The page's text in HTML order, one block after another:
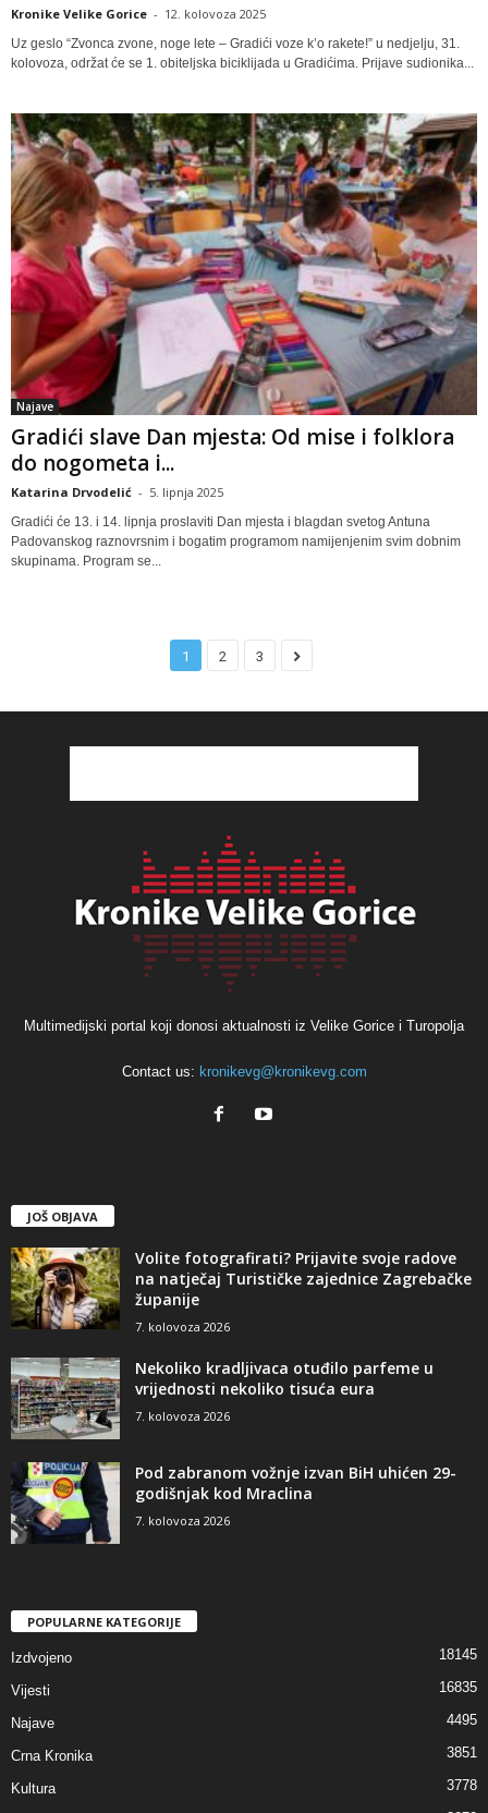
Kronike Velike Gorice - 12. kolovoza 2025
Uz geslo “Zvonca zvone, noge lete – Gradići voze k’o rakete!” u nedjelju, 31.
kolovoza, održat će se 1. obiteljska biciklijada u Gradićima. Prijave sudionika...
Najave
Gradići slave Dan mjesta: Od mise i folklora
do nogometa i...
Katarina Drvodelić - 5. lipnja 2025
Gradići će 13. i 14. lipnja proslaviti Dan mjesta i blagdan svetog Antuna
Padovanskog raznovrsnim i bogatim programom namijenjenim svim dobnim
skupinama. Program se...
1 2 3
Multimedijski portal koji donosi aktualnosti iz Velike Gorice i Turopolja
Contact us: kronikevg@kronikevg.com
JOŠ OBJAVA
Volite fotografirati? Prijavite svoje radove
na natječaj Turističke zajednice Zagrebačke
županije
7. kolovoza 2026
Nekoliko kradljivaca otuđilo parfeme u
vrijednosti nekoliko tisuća eura
7. kolovoza 2026
Pod zabranom vožnje izvan BiH uhićen 29-
godišnjak kod Mraclina
7. kolovoza 2026
POPULARNE KATEGORIJE
Izdvojeno 18145
Vijesti 16835
Najave 4495
Crna Kronika 3851
Kultura
3778